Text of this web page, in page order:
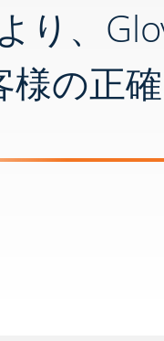
り、
様の正